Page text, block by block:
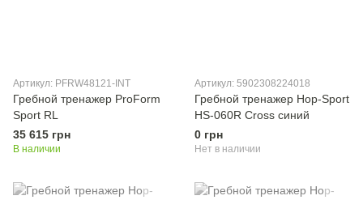
Артикул: PFRW48121-INT
Гребной тренажер ProForm
Sport RL
35 615 грн
В наличии
Артикул: 5902308224018
Гребной тренажер Hop-Sport
HS-060R Cross синий
0 грн
Нет в наличии